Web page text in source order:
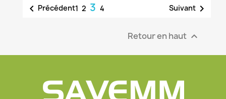
 Précédent1 2 3 4 Suivant 
Retour en haut 